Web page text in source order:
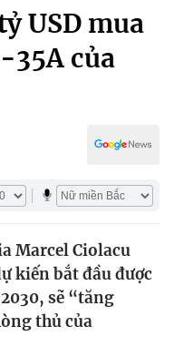
USD mua
35A của
Marcel Ciolacu
kiến bắt đầu được
sẽ “tăng
thủ của